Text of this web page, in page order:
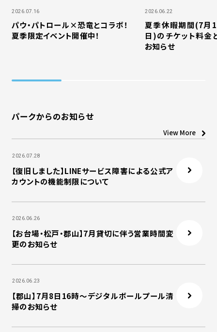
2026.07.16
パウ・パトロール×恐竜とコラボ！
夏季限定イベント開催中！
2026.06.22
夏季休暇期間(7月
日)のチケット料金
お知らせ
パークからのお知らせ
View More
2026.07.28
【復旧しました】LINEサービス障害による公式ア
カウントの機能制限について
2026.06.26
【お台場・松戸・郡山】7月貸切に伴う営業時間変
更のお知らせ
2026.06.23
【郡山】7月8日16時～デジタルボールプール清
掃のお知らせ